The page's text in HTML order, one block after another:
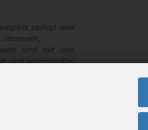
hat, steht für